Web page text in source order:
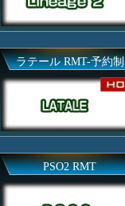
ラテール RMT-予約制
PSO2 RMT